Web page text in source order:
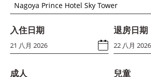
Nagoya Prince Hotel Sky Tower
入住日期 退房日期
成人 兒童